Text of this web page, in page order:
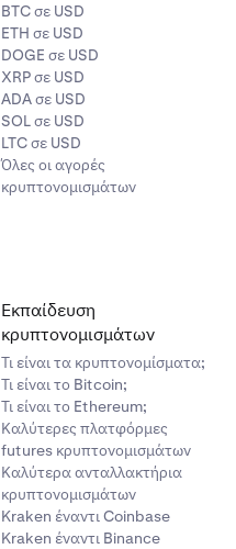
BTC σε USD
ETH σε USD
DOGE σε USD
XRP σε USD
ADA σε USD
SOL σε USD
LTC σε USD
Όλες οι αγορές
κρυπτονομισμάτων
Εκπαίδευση
κρυπτονομισμάτων
Τι είναι τα κρυπτονομίσματα;
Τι είναι το Bitcoin;
Τι είναι το Ethereum;
Καλύτερες πλατφόρμες
futures κρυπτονομισμάτων
Καλύτερα ανταλλακτήρια
κρυπτονομισμάτων
Kraken έναντι Coinbase
Kraken έναντι Binance